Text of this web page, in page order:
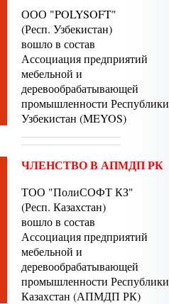
ООО "POLYSOFT"
(Респ. Узбекистан)
вошло в состав
Ассоциация предприятий
мебельной и
деревообрабатывающей
промышленности Республики
Узбекистан (MEYOS)
ЧЛЕНСТВО В АПМДП РК
ТОО "ПолиСОФТ КЗ"
(Респ. Казахстан)
вошло в состав
Ассоциация предприятий
мебельной и
деревообрабатывающей
промышленности Республики
Казахстан (АПМДП РК)